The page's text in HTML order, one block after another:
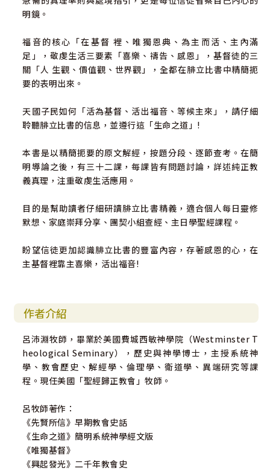
明鏡。
福音的核心「在基督 裡、唯獨恩典、為主而活、主內滿
足」，敬虔生活三要素「喜樂、禱告、感恩」，基督徒的三
關「人 生觀、價值觀、世界觀」，全都在腓立比書中精簡扼
要的表明出來。
天國子民如何「活為基督、活出福音、等候主來」，請仔細
聆聽腓立比書的信息，並遵行這「生命之道」!
本書是以精簡扼要的原文解經，按題分段、逐節查考。在簡
明導論之後，有三十二課，每課皆有問題討論，詳述純正教
義真理，注重敬虔生活應用。
目的是幫助讀者仔細研讀腓立比書精義，適合個人每日靈修
默想、家庭崇拜分享、團契小組查經、主日學聖經課程。
盼望信徒更加認識腓立比書的豐富內容，存著感恩的心，在
主基督裡靠主喜樂，活出福音!
作者介紹
呂沛淵牧師，畢業於美國費城西敏神學院（Westminster T
heological Seminary），歷史與神學博士，主授系統神
學、教會歷史、解經學、倫理學、衛道學、異端研究等課
程。現任美國「聖經歸正教會」牧師。
呂牧師著作：
《先賢所信》早期教會史話
《生命之道》簡明系統神學經文版
《唯獨基督》
《興起發光》二千年教會史